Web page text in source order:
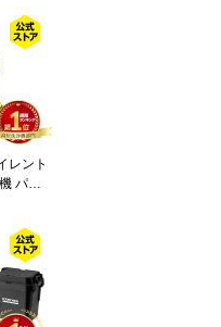
続 付
ーなノ
去効
1.600-
(Karch
レント
パワ
能 簡
イヤ
花粉
50Hz/6
1.603-2